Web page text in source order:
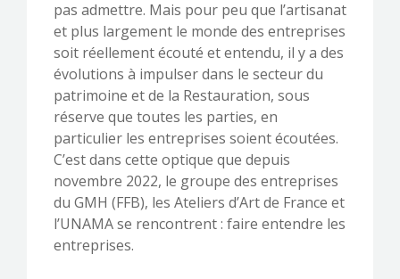
pas admettre. Mais pour peu que l’artisanat
et plus largement le monde des entreprises
soit réellement écouté et entendu, il y a des
évolutions à impulser dans le secteur du
patrimoine et de la Restauration, sous
réserve que toutes les parties, en
particulier les entreprises soient écoutées.
C’est dans cette optique que depuis
novembre 2022, le groupe des entreprises
du GMH (FFB), les Ateliers d’Art de France et
l’UNAMA se rencontrent : faire entendre les
entreprises.